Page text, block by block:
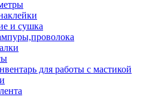
и сушка
для работы с мастикой